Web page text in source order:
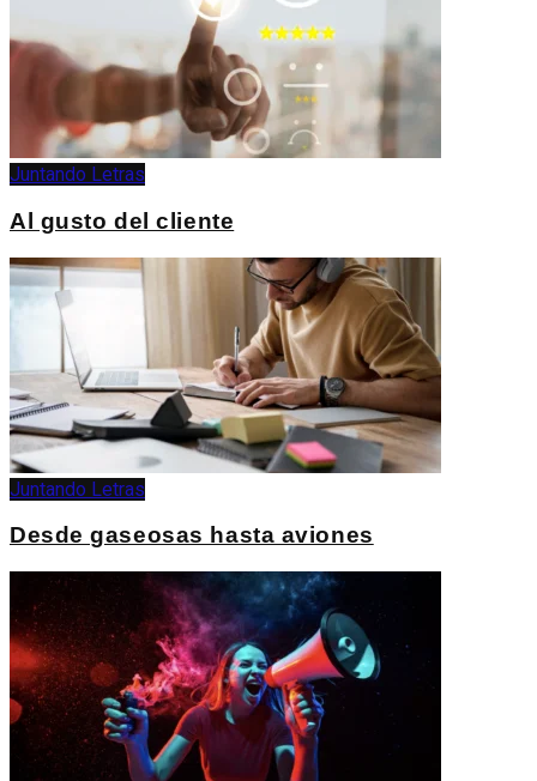
Juntando Letras
Al gusto del cliente
Juntando Letras
Desde gaseosas hasta aviones